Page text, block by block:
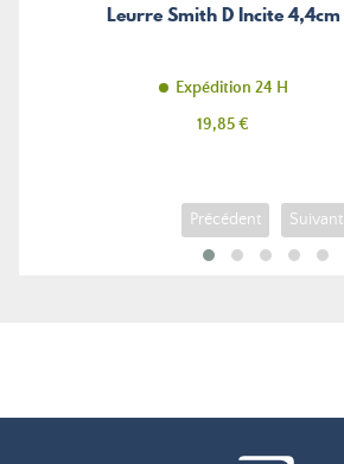
Leurre Smith D Incite 4,4cm
Expédition 24 H
Prix
19,85 €
Précédent Suivant